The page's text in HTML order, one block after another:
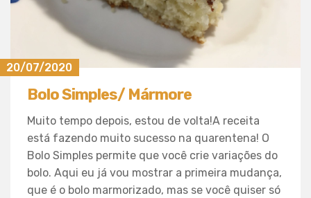
20/07/2020
Bolo Simples/ Mármore
Muito tempo depois, estou de volta!A receita
está fazendo muito sucesso na quarentena! O
Bolo Simples permite que você crie variações do
bolo. Aqui eu já vou mostrar a primeira mudança,
que é o bolo marmorizado, mas se você quiser só